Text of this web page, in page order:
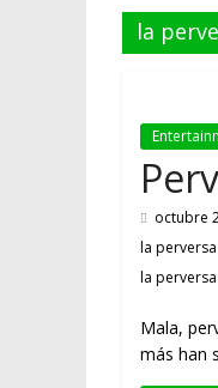
la
octubre
la
la
Mala,
más han